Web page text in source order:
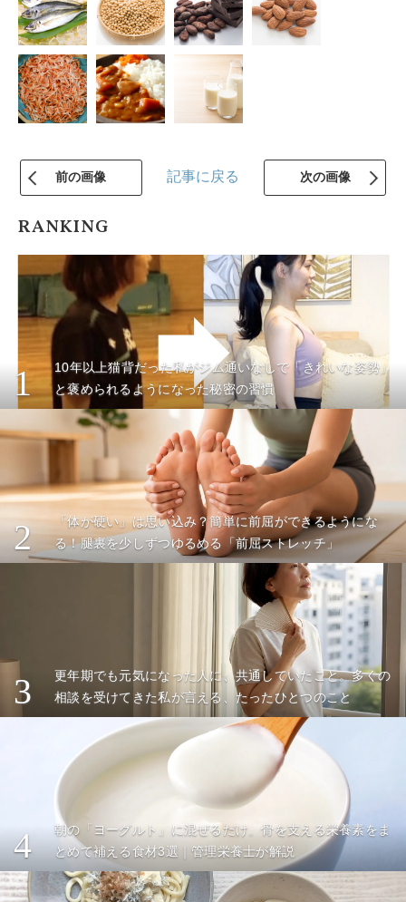
前の画像 記事に戻る 次の画像
RANKING
1
10年以上猫背だった私がジム通いなしで「きれいな姿勢」
と褒められるようになった秘密の習慣
2
「体が硬い」は思い込み？簡単に前屈ができるようにな
る！腿裏を少しずつゆるめる「前屈ストレッチ」
3
更年期でも元気になった人に、共通していたこと。多くの
相談を受けてきた私が言える、たったひとつのこと
4
朝の「ヨーグルト」に混ぜるだけ。骨を支える栄養素をま
とめて補える食材3選｜管理栄養士が解説